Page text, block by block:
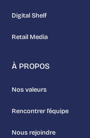
Digital Shelf
Retail Media
À PROPOS
Nos valeurs
Rencontrer l’équipe
Nous rejoindre